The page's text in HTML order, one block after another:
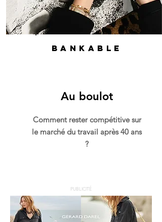
bankable
Au boulot
Comment rester compétitive sur
le marché du travail après 40 ans
?
PUBLICITÉ